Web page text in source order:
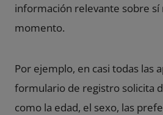
información relevante sobre
momento.
Por ejemplo, en casi todas las
formulario de registro solicita
como la edad, el sexo, las